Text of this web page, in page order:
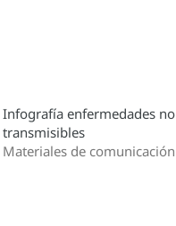
Infografía enfermedades no
transmisibles
Materiales de comunicación